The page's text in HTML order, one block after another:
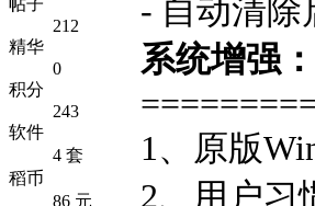
212
精华
0
积分
243
软件
4 套
稻币
86 元
- 自动清除
系统增强：
1、原版
2、用户习